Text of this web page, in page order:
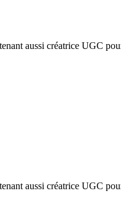
aussi créatrice UGC
aussi créatrice UGC